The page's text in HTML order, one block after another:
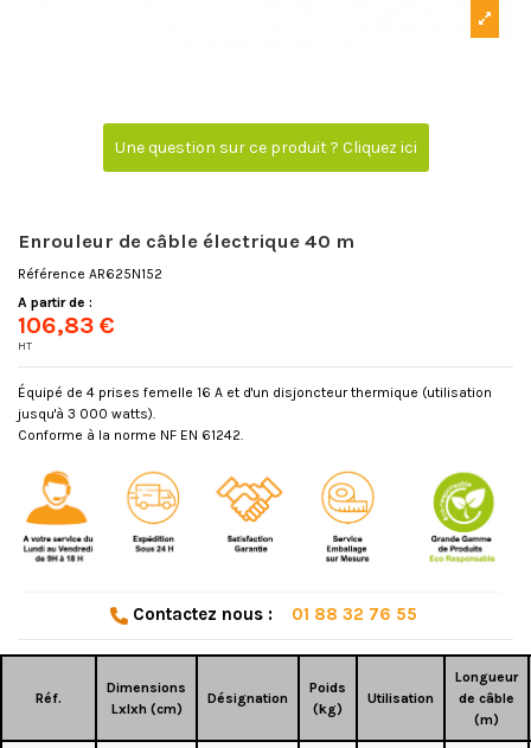
Une question sur ce produit ? Cliquez ici
Enrouleur de câble électrique 40 m
Référence AR625N152
A partir de :
106,83 €
HT
Équipé de 4 prises femelle 16 A et d'un disjoncteur thermique (utilisation
jusqu'à 3 000 watts).
Conforme à la norme NF EN 61242.
Contactez nous : 01 88 32 76 55
Réf.
Dimensions
Lxlxh (cm)
Désignation
Poids
(kg)
Utilisation
Longueur
de câble
(m)